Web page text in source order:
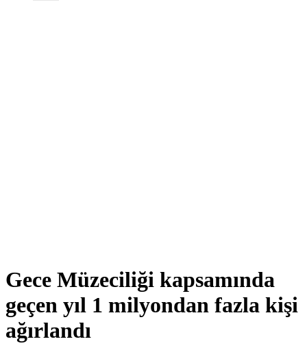
Gece Müzeciliği kapsamında
geçen yıl 1 milyondan fazla kişi
ağırlandı